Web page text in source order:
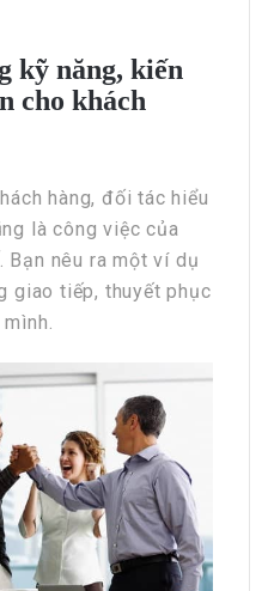
kỹ năng, kiến
cho khách
hàng, đối tác hiểu
là công việc của
. Bạn nêu ra một ví dụ
giao tiếp, thuyết phục